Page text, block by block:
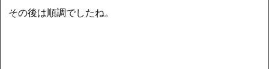
その後は順調でしたね。